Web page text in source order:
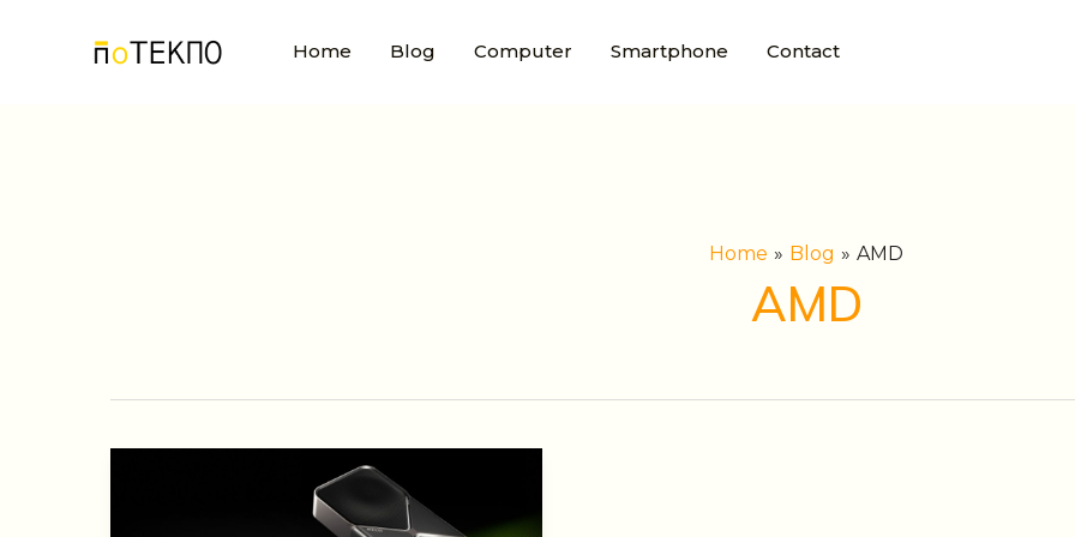
Home Blog Computer Smartphone Contact
Home Blog AMD
AMD